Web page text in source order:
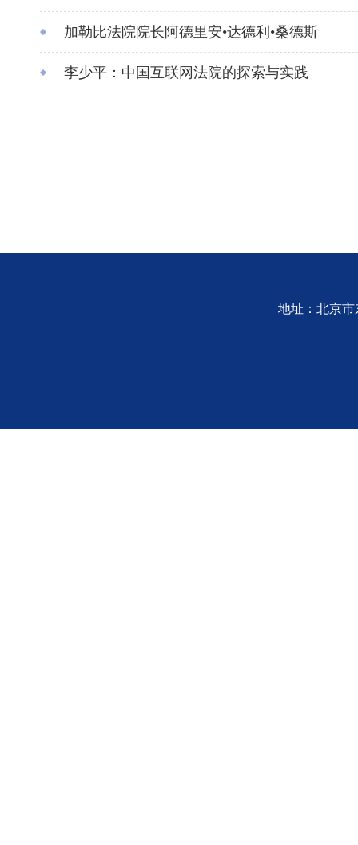
加勒比法院院长阿德里安•达德利•桑德斯
李少平：中国互联网法院的探索与实践
地址：北京市